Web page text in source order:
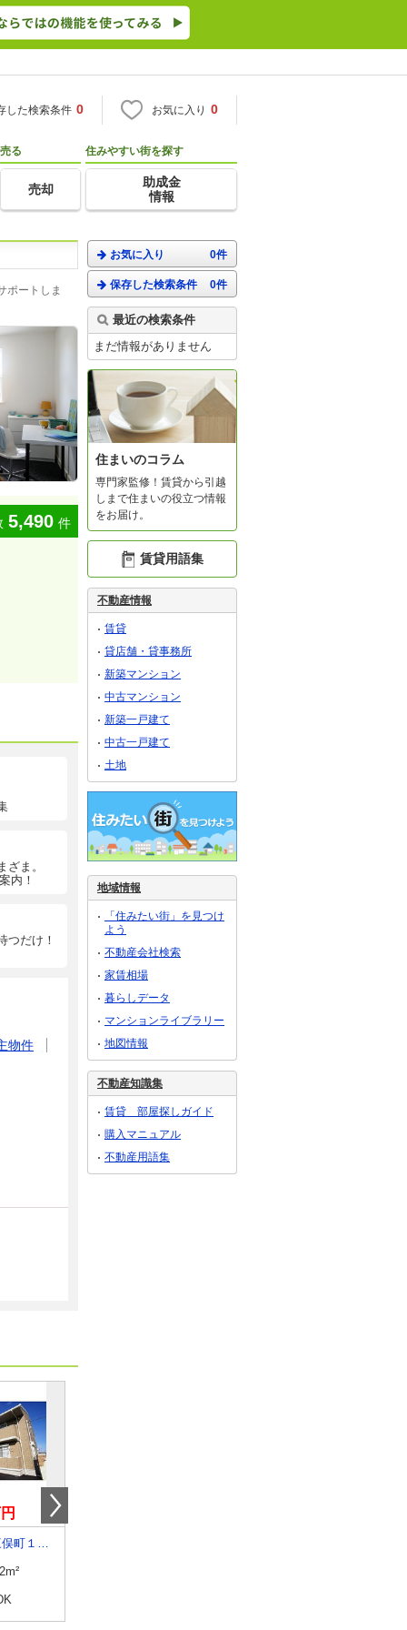
した検索条件 0 お気に入り 0
売る
売却
住みやすい街を探す
助成金
情報
ポートしま
5,490 件
ま。
内！
つだけ！
物件
群馬県前橋市三俣町１丁目
お気に入り 0件
保存した検索条件 0件
最近の検索条件
まだ情報がありません
住まいのコラム
専門家監修！賃貸から引越
しまで住まいの役立つ情報
をお届け。
賃貸用語集
不動産情報
賃貸
貸店舗・貸事務所
新築マンション
中古マンション
新築一戸建て
中古一戸建て
土地
地域情報
「住みたい街」を見つけ
よう
不動産会社検索
家賃相場
暮らしデータ
マンションライブラリー
地図情報
不動産知識集
賃貸 部屋探しガイド
購入マニュアル
不動産用語集